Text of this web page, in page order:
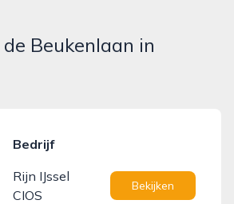
Beukenlaan in
Bedrijf
Rijn IJssel
CIOS
Bekijken